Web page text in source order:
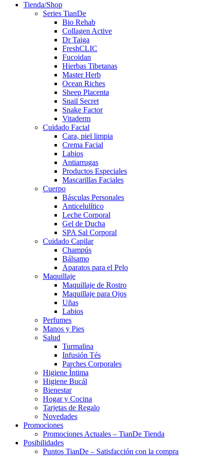
Tienda/Shop
Series TianDe
Bio Rehab
Collagen Active
Dr Taiga
FreshCLIC
Fucoidan
Hierbas Tibetanas
Master Herb
Ocean Riches
Sheep Placenta
Snail Secret
Snake Factor
Vitaderm
Cuidado Facial
Cara, piel limpia
Crema Facial
Labios
Antiarrugas
Productos Especiales
Mascarillas Faciales
Cuerpo
Básculas Personales
Anticelulítico
Leche Corporal
Gel de Ducha
SPA Sal Corporal
Cuidado Capilar
Champús
Bálsamo
Aparatos para el Pelo
Maquillaje
Maquillaje de Rostro
Maquillaje para Ojos
Uñas
Labios
Perfumes
Manos y Pies
Salud
Turmalina
Infusión Tés
Parches Corporales
Higiene Íntima
Higiene Bucál
Bienestar
Hogar y Cocina
Tarjetas de Regalo
Novedades
Promociones
Promociones Actuales – TianDe Tienda
Posibilidades
Puntos TianDe – Satisfacción con la compra